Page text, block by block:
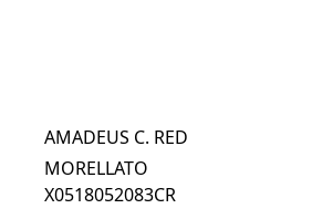
AMADEUS C. RED
MORELLATO
X0518052083CR